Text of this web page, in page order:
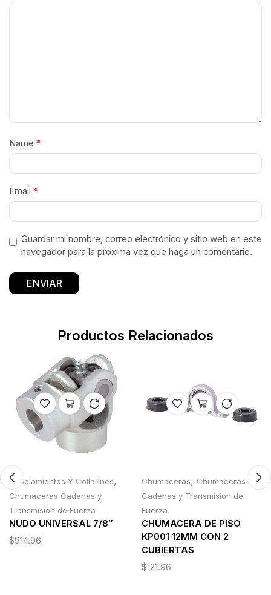
Name *
Email *
Guardar mi nombre, correo electrónico y sitio web en este
navegador para la próxima vez que haga un comentario.
Productos Relacionados
Acoplamientos Y Collarines,
Chumaceras Cadenas y
Transmisión de Fuerza
NUDO UNIVERSAL 7/8″
$914.96
Chumaceras, Chumaceras
Cadenas y Transmisión de
Fuerza
CHUMACERA DE PISO
KP001 12MM CON 2
CUBIERTAS
$121.96